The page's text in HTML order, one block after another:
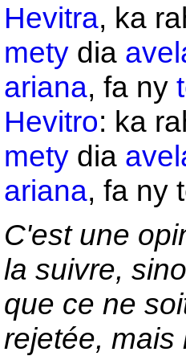
Hevitra, ka
metydia
ariana, fa ny
Hevitro: ka
metydia
ariana, fa ny
C'est une
la suivre,
que ce ne
rejetée,